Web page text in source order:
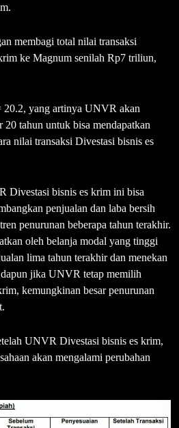
membagi total nilai transaksi
ke Magnum senilah Rp7 triliun,
yang artinya UNVR akan
tahun untuk bisa mendapatkan
nilai transaksi Divestasi bisnis es
Divestasi bisnis es krim ini bisa
penjualan dan laba bersih
penurunan beberapa tahun terakhir.
oleh belanja modal yang tinggi
lima tahun terakhir dan menekan
jika UNVR tetap memilih
kemungkinan besar penurunan
UNVR Divestasi bisnis es krim,
akan mengalami perubahan